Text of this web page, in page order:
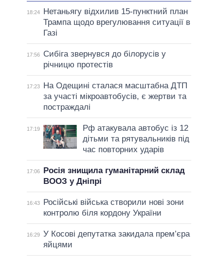
18:24
Нетаньягу відхилив 15-пунктний план
Трампа щодо врегулювання ситуації в
Газі
17:56
Сибіга звернувся до білорусів у
річницю протестів
17:23
На Одещині сталася масштабна ДТП
за участі мікроавтобусів, є жертви та
постраждалі
17:19
Рф атакувала автобус із 12
дітьми та рятувальників під
час повторних ударів
17:06
Росія знищила гуманітарний склад
ВООЗ у Дніпрі
16:43
Російські війська створили нові зони
контролю біля кордону України
16:29 У Косові депутатка закидала прем’єра
яйцями